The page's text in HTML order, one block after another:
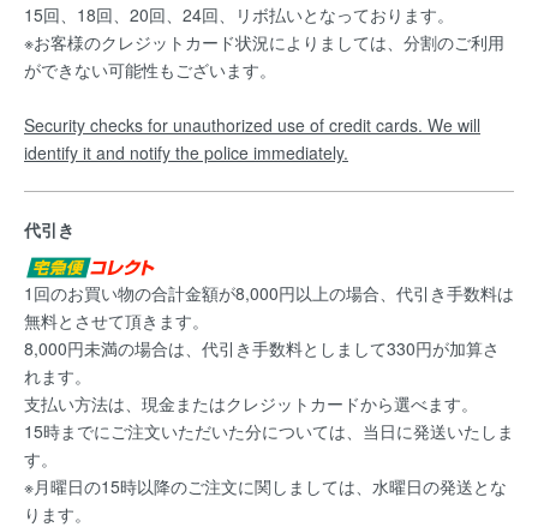
15回、18回、20回、24回、リボ払いとなっております。
※お客様のクレジットカード状況によりましては、分割のご利用
ができない可能性もございます。
Security checks for unauthorized use of credit cards. We will
identify it and notify the police immediately.
代引き
1回のお買い物の合計金額が8,000円以上の場合、代引き手数料は
無料とさせて頂きます。
8,000円未満の場合は、代引き手数料としまして330円が加算さ
れます。
支払い方法は、現金またはクレジットカードから選べます。
15時までにご注文いただいた分については、当日に発送いたしま
す。
※月曜日の15時以降のご注文に関しましては、水曜日の発送とな
ります。